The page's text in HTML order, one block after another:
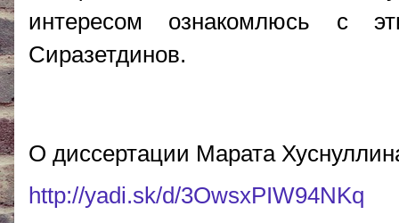
интересом ознакомлюсь с
Сиразетдинов.
О диссертации Марата
http://yadi.sk/d/3OwsxPIW94NKq